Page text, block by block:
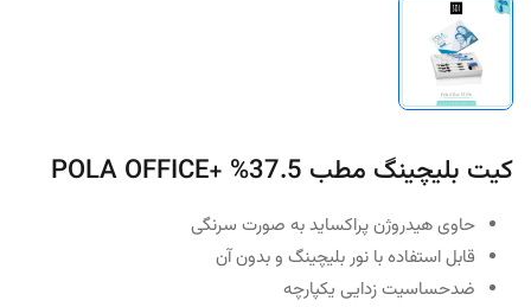
کیت بلیچینگ مطب 37.5% +POLA OFFICE
حاوی هیدروژن پراکساید به صورت سرنگی
قابل استفاده با نور بلیچینگ و بدون آن
ضدحساسیت زدایی یکپارچه